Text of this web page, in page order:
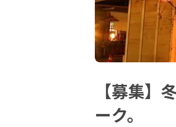
【募集
ーク。